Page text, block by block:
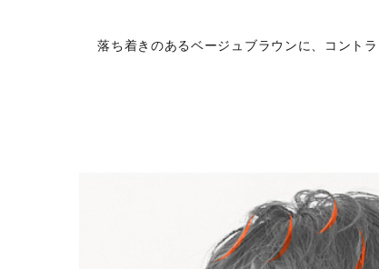
落ち着きのあるベージュブラウンに、コント